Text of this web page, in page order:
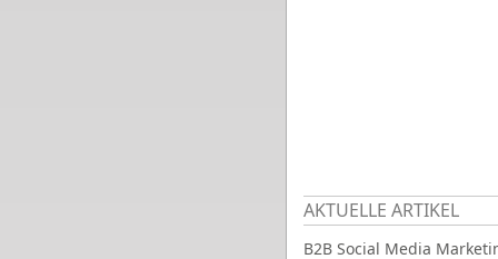
AKTUELLE ARTIKEL
B2B Social Media